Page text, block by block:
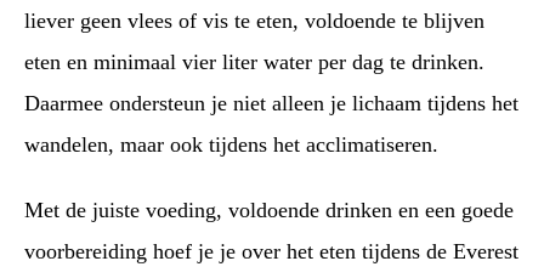
liever geen vlees of vis te eten, voldoende te blijven
eten en minimaal vier liter water per dag te drinken.
Daarmee ondersteun je niet alleen je lichaam tijdens het
wandelen, maar ook tijdens het acclimatiseren.
Met de juiste voeding, voldoende drinken en een goede
voorbereiding hoef je je over het eten tijdens de Everest